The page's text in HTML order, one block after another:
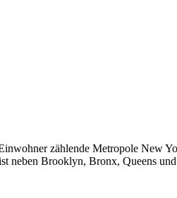
zählende Metropole New
neben Brooklyn, Bronx, Queens